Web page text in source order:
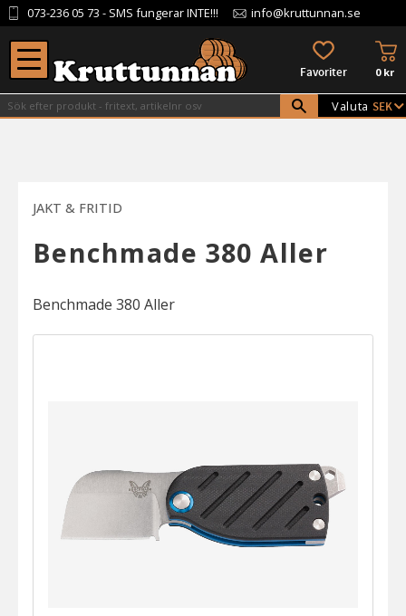
Meny
073-236 05 73 - SMS fungerar INTE!!! info@kruttunnan.se
FAVORITER 0kr
Valuta
JAKT & FRITID
Benchmade 380 Aller
Benchmade 380 Aller